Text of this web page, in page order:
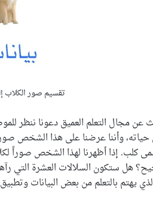
تقسيم صور الكلاب
عن مجال التعلم العميق دعونا ننظر
وأننا عرضنا على هذا الشخص
كلب. إذا أظهرنا لهذا الشخص صوراً
هل ستكون السلالات العشرة التي
يهتم بالتعلم من بعض البيانات